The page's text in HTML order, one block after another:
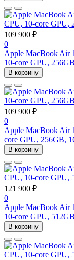
109 900 ₽
0
Apple MacBook Air
10-core GPU,
В корзину
109 900 ₽
0
Apple MacBook Air
core GPU, 256GB,
В корзину
121 900 ₽
0
Apple MacBook Air
10-core GPU,
В корзину